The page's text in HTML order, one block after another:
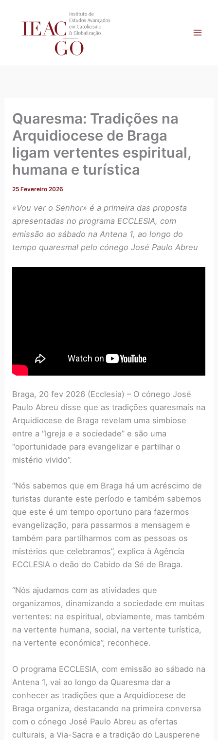
Quaresma: Tradições na
Arquidiocese de Braga
ligam vertentes espiritual,
humana e turística
25 Fevereiro 2026
«Vou ver o Senhor» é a primeira das proposta
apresentadas no programa ECCLESIA, com
emissão ao sábado na Antena 1, ao longo do
tempo quaresmal pelo cónego José Paulo Abreu
Braga, 20 fev 2026 (Ecclesia) – O cónego José
Paulo Abreu disse que as tradições quaresmais na
Arquidiocese de Braga revelam uma simbiose
entre a “Igreja e a sociedade” e são uma
“oportunidade para evangelizar e partilhar o
mistério vivido”.
“Nós sabemos que em Braga há um acréscimo de
turistas durante este período e também sabemos
que este é um tempo oportuno para fazermos
evangelização, para passarmos a mensagem e
também para partilharmos com as pessoas os
mistérios que celebramos”, explica à Agência
ECCLESIA o deão do Cabido da Sé de Braga.
“Nós ajudamos com as atividades que
organizamos, dinamizando a sociedade em muitas
vertentes: na espiritual, obviamente, mas também
na vertente humana, social, na vertente turística,
na vertente económica”, reconhece.
O programa ECCLESIA, com emissão ao sábado na
Antena 1, vai ao longo da Quaresma dar a
conhecer as tradições que a Arquidiocese de
Braga organiza, destacando na primeira conversa
com o cónego José Paulo Abreu as ofertas
culturais, a Via-Sacra e a tradição do Lausperene